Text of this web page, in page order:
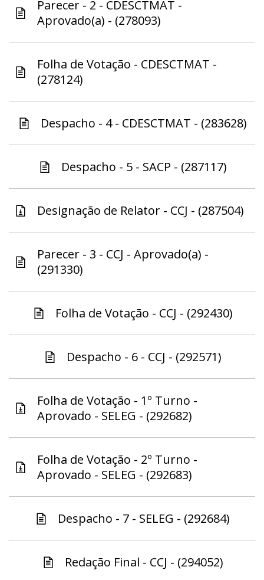
Parecer - 2 - CDESCTMAT -
Aprovado(a) - (278093)
Folha de Votação - CDESCTMAT -
(278124)
Despacho - 4 - CDESCTMAT - (283628)
Despacho - 5 - SACP - (287117)
Designação de Relator - CCJ - (287504)
Parecer - 3 - CCJ - Aprovado(a) -
(291330)
Folha de Votação - CCJ - (292430)
Despacho - 6 - CCJ - (292571)
Folha de Votação - 1º Turno -
Aprovado - SELEG - (292682)
Folha de Votação - 2º Turno -
Aprovado - SELEG - (292683)
Despacho - 7 - SELEG - (292684)
Redação Final - CCJ - (294052)